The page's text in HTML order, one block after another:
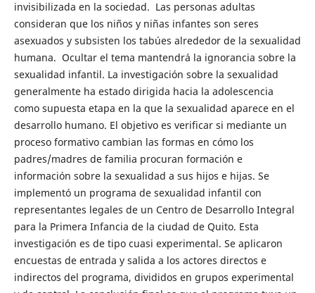
invisibilizada en la sociedad. Las personas adultas
consideran que los niños y niñas infantes son seres
asexuados y subsisten los tabúes alrededor de la sexualidad
humana. Ocultar el tema mantendrá la ignorancia sobre la
sexualidad infantil. La investigación sobre la sexualidad
generalmente ha estado dirigida hacia la adolescencia
como supuesta etapa en la que la sexualidad aparece en el
desarrollo humano. El objetivo es verificar si mediante un
proceso formativo cambian las formas en cómo los
padres/madres de familia procuran formación e
información sobre la sexualidad a sus hijos e hijas. Se
implementó un programa de sexualidad infantil con
representantes legales de un Centro de Desarrollo Integral
para la Primera Infancia de la ciudad de Quito. Esta
investigación es de tipo cuasi experimental. Se aplicaron
encuestas de entrada y salida a los actores directos e
indirectos del programa, divididos en grupos experimental